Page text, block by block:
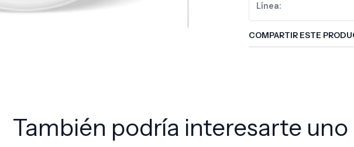
Línea:
COMPARTIR ESTE
También podría interesarte uno